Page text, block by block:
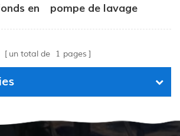
en
pompe de lavage
un total de 1 pages